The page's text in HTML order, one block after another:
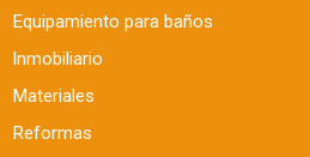
Equipamiento para baños
Inmobiliario
Materiales
Reformas